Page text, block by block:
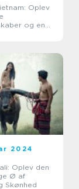
Oplev
og en
2024
Oplev den
Ø af
Skønhed